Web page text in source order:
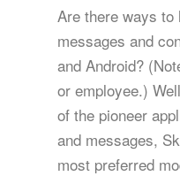
Are there ways to
messages and
and Android?
or employee.)
of the pioneer
and messages,
most preferred